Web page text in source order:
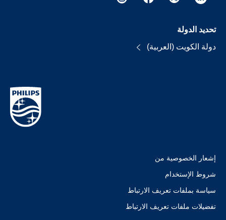
تحديد الدولة
دولة الكويت (العربية)
إشعار الخصوصية من
شروط الإستخدام
سياسة بملفات تعريف الارتباط
تفضيلات ملفات تعريف الارتباط